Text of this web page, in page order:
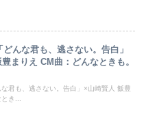
んな君も、逃さない。告白」
まりえ CM曲：どんなときも。
君も、逃さない。告白」×山崎賢人 飯豊
き...